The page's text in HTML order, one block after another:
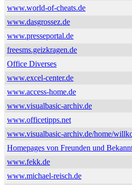
www.world-of-cheats.de
www.dasgrossez.de
www.presseportal.de
freesms.geizkragen.de
Office Diverses
www.excel-center.de
www.access-home.de
www.visualbasic-archiv.de
www.officetipps.net
www.visualbasic-archiv.de/home/
Homepages von Freunden und
www.fekk.de
www.michael-reisch.de